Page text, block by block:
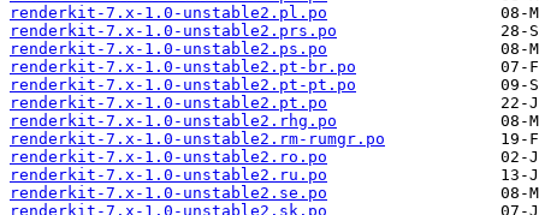
renderkit-7.x-1.0-unstable2.pl.po
renderkit-7.x-1.0-unstable2.prs.po
renderkit-7.x-1.0-unstable2.ps.po
renderkit-7.x-1.0-unstable2.pt-br.po
renderkit-7.x-1.0-unstable2.pt-pt.po
renderkit-7.x-1.0-unstable2.pt.po
renderkit-7.x-1.0-unstable2.rhg.po
renderkit-7.x-1.0-unstable2.rm-rumgr.po
renderkit-7.x-1.0-unstable2.ro.po
renderkit-7.x-1.0-unstable2.ru.po
renderkit-7.x-1.0-unstable2.se.po
renderkit-7.x-1.0-unstable2.sk.po